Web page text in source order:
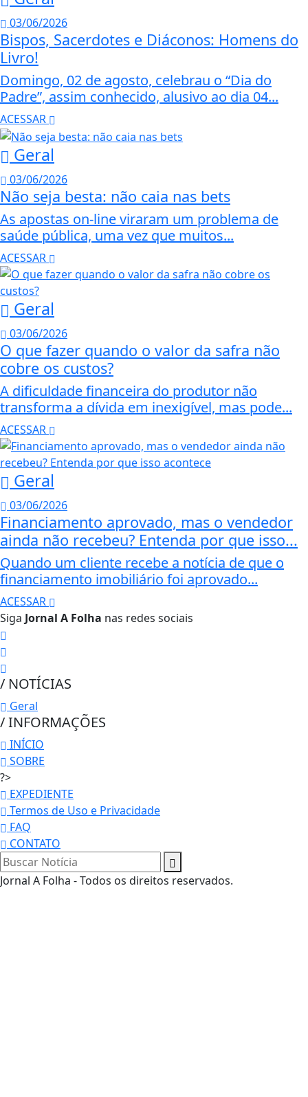
03/06/2026
Bispos, Sacerdotes e Diáconos: Homens do
Livro!
Domingo, 02 de agosto, celebrau o “Dia do
Padre”, assim conhecido, alusivo ao dia 04...
ACESSAR
Geral
03/06/2026
Não seja besta: não caia nas bets
As apostas on-line viraram um problema de
saúde pública, uma vez que muitos...
ACESSAR
Geral
03/06/2026
O que fazer quando o valor da safra não
cobre os custos?
A dificuldade financeira do produtor não
transforma a dívida em inexigível, mas pode...
ACESSAR
Geral
03/06/2026
Financiamento aprovado, mas o vendedor
ainda não recebeu? Entenda por que isso...
Quando um cliente recebe a notícia de que o
financiamento imobiliário foi aprovado...
ACESSAR
Siga Jornal A Folha nas redes sociais
/ NOTÍCIAS
Geral
/ INFORMAÇÕES
INÍCIO
SOBRE
?>
EXPEDIENTE
Termos de Uso e Privacidade
FAQ
CONTATO
Jornal A Folha - Todos os direitos reservados.